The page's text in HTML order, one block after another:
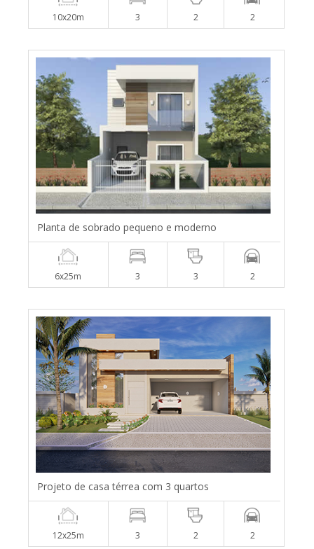
10x20m 3 2 2
Planta de sobrado pequeno e moderno
6x25m 3 3 2
Projeto de casa térrea com 3 quartos
12x25m 3 2 2